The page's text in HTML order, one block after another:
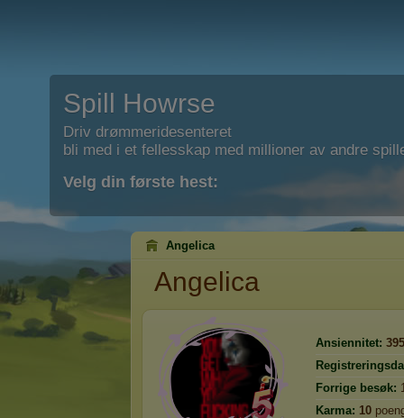
Spill Howrse
Driv drømmeridesenteret
bli med i et fellesskap med millioner av andre
Velg din første hest:
Angelica
Angelica
Ansiennitet: 395
Forrige besøk:
Karma: 10